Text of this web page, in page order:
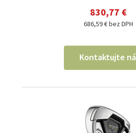
830,77 €
686,59 € bez DPH
Kontaktujte